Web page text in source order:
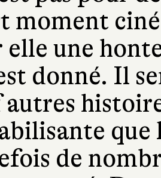
moment
elle une
donné. Il
que
de